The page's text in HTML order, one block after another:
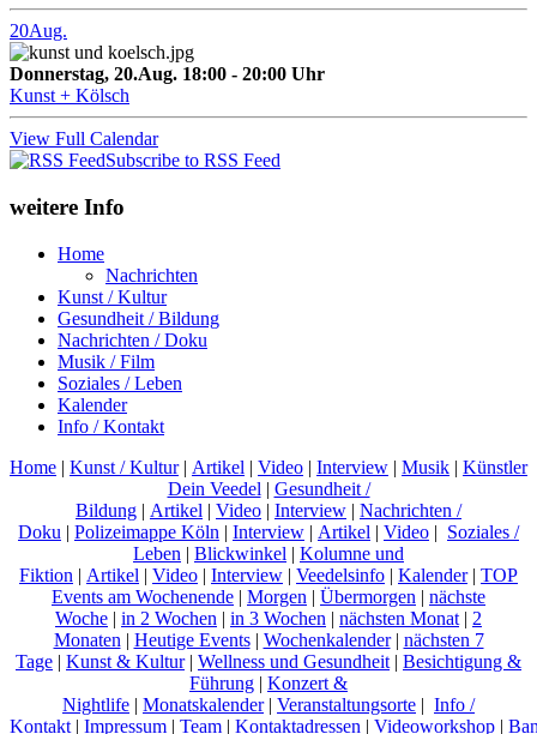
20Aug.
Donnerstag, 20.Aug. 18:00 - 20:00 Uhr
Kunst + Kölsch
View Full Calendar
Subscribe to RSS Feed
weitere Info
Home
Nachrichten
Kunst / Kultur
Gesundheit / Bildung
Nachrichten / Doku
Musik / Film
Soziales / Leben
Kalender
Info / Kontakt
Home | Kunst / Kultur| Artikel | Video | Interview | Musik | Künstler
Dein Veedel | Gesundheit /
Bildung | Artikel | Video | Interview | Nachrichten /
Doku | Polizeimappe Köln | Interview | Artikel | Video | Soziales /
Leben | Blickwinkel | Kolumne und
Fiktion | Artikel | Video | Interview | Veedelsinfo | Kalender| TOP
Events am Wochenende | Morgen | Übermorgen | nächste
Woche | in 2 Wochen | in 3 Wochen | nächsten Monat | 2
Monaten | Heutige Events| Wochenkalender| nächsten 7
Tage | Kunst & Kultur| Wellness und Gesundheit | Besichtigung &
Führung | Konzert &
Nightlife | Monatskalender| Veranstaltungsorte | Info /
Kontakt | Impressum | Team | Kontaktadressen | Videoworkshop |